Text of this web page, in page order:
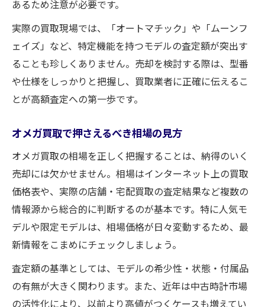
要素
オメガ買取でオートマチックを高く売るポ
イント
プロが伝授するムーンフェイズ高額売却のコツ
オメガ買取でムーンフェイズが高評価され
る理由
夫
オメガスピードマスタームーンフェイズ買
取価格の実態
専門家直伝のムーンフェイズ査定アップ術
希少モデルとしてのムーンフェイズの価値
を解説
あるため注意が必要です。
実際の買取現場では、「オートマチック」や「ムーンフ
ェイズ」など、特定機能を持つモデルの査定額が突出す
ることも珍しくありません。売却を検討する際は、型番
や仕様をしっかりと把握し、買取業者に正確に伝えるこ
とが高額査定への第一歩です。
オメガ買取で押さえるべき相場の見方
オメガ買取の相場を正しく把握することは、納得のいく
売却には欠かせません。相場はインターネット上の買取
価格表や、実際の店舗・宅配買取の査定結果など複数の
情報源から総合的に判断するのが基本です。特に人気モ
デルや限定モデルは、相場価格が日々変動するため、最
新情報をこまめにチェックしましょう。
査定額の基準としては、モデルの希少性・状態・付属品
の有無が大きく関わります。また、近年は中古時計市場
の活性化により、以前より高値がつくケースも増えてい